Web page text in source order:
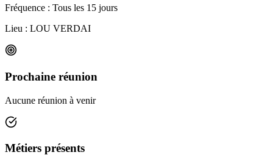
Fréquence : Tous les 15 jours
Lieu : LOU VERDAI
Prochaine réunion
Aucune réunion à venir
Métiers présents